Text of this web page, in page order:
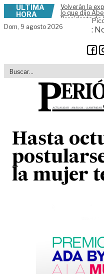
Skip to content
ÚLTIMA
HORA
Volverán la
lo que dijo
Presidente de
Dom, 9 agosto 2026 :
Hasta
la mujer